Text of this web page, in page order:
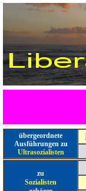
übergeordnete
Ausführungen zu
Ultrasozialisten
zu
Sozialisten